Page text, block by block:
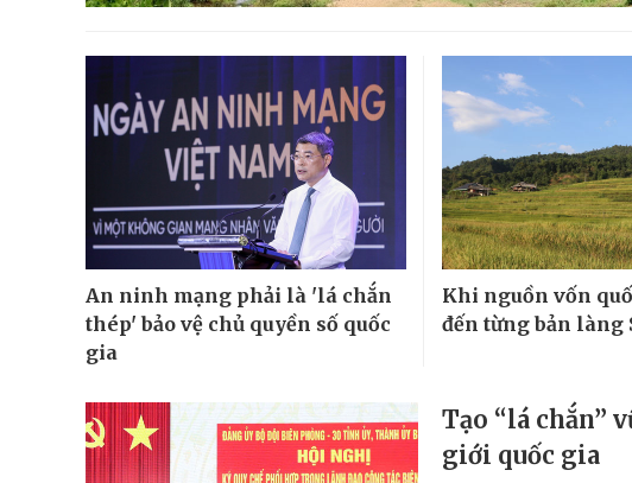
An ninh mạng phải là 'lá chắn
thép' bảo vệ chủ quyền số quốc
gia
Khi nguồn vốn
đến từng bản làng
Tạo “lá chắn”
giới quốc gia